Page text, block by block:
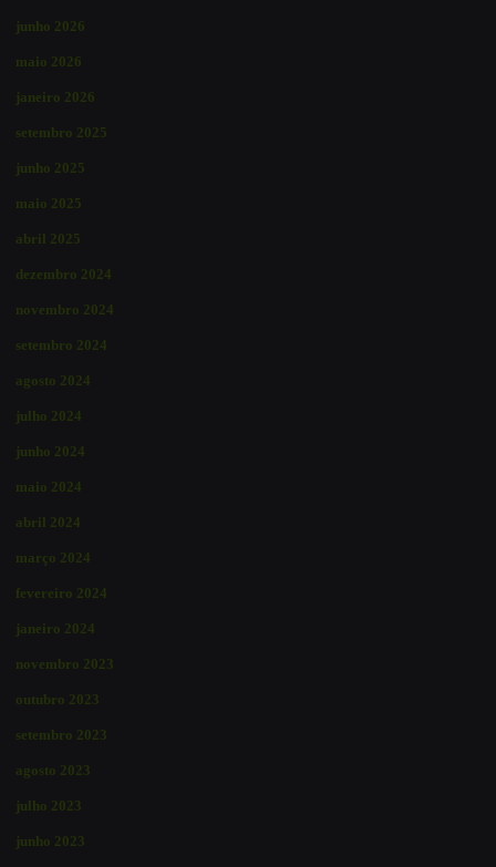
junho 2026
maio 2026
janeiro 2026
setembro 2025
junho 2025
maio 2025
abril 2025
dezembro 2024
novembro 2024
setembro 2024
agosto 2024
julho 2024
junho 2024
maio 2024
abril 2024
março 2024
fevereiro 2024
janeiro 2024
novembro 2023
outubro 2023
setembro 2023
agosto 2023
julho 2023
junho 2023